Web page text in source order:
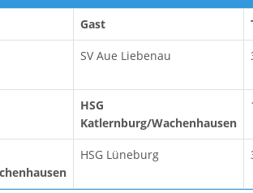
Gast
SV Aue Liebenau
HSG
Katlernburg/Wachenhausen
HSG Lüneburg